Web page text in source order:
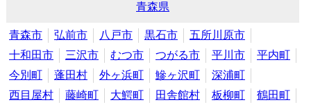
青森県
青森市 弘前市 八戸市 黒石市
五所川原市
十和田市
三沢市 むつ市 つがる市 平川市
平内町
今別町
蓬田村 外ヶ浜町 鰺ヶ沢町
深浦町
西目屋村
藤崎町 大鰐町 田舎館村 板柳町
鶴田町